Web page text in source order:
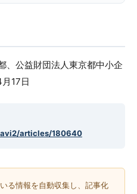
、公益財団法人東京都中小企
17日
articles/180640
る情報を自動収集し、記事化